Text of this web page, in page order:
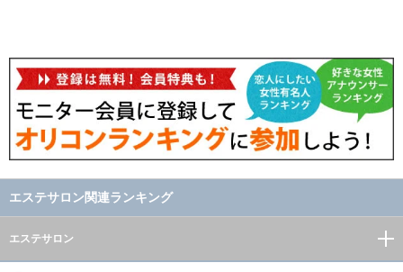
エステサロン関連ランキング
エステサロン